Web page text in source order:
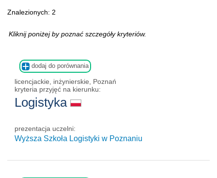
Znalezionych: 2
Kliknij poniżej by poznać szczegóły kryteriów.
dodaj do porównania
licencjackie, inżynierskie, Poznań
kryteria przyjęć na kierunku:
Logistyka
prezentacja uczelni:
Wyższa Szkoła Logistyki w Poznaniu